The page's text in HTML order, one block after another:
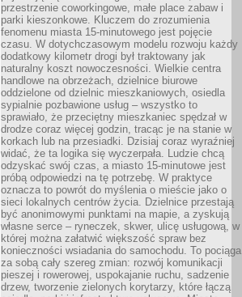
przestrzenie coworkingowe, małe place zabaw i
parki kieszonkowe. Kluczem do zrozumienia
fenomenu miasta 15-minutowego jest pojęcie
czasu. W dotychczasowym modelu rozwoju każdy
dodatkowy kilometr drogi był traktowany jak
naturalny koszt nowoczesności. Wielkie centra
handlowe na obrzeżach, dzielnice biurowe
oddzielone od dzielnic mieszkaniowych, osiedla
sypialnie pozbawione usług – wszystko to
sprawiało, że przeciętny mieszkaniec spędzał w
drodze coraz więcej godzin, tracąc je na stanie w
korkach lub na przesiadki. Dzisiaj coraz wyraźniej
widać, że ta logika się wyczerpała. Ludzie chcą
odzyskać swój czas, a miasto 15-minutowe jest
próbą odpowiedzi na tę potrzebę. W praktyce
oznacza to powrót do myślenia o mieście jako o
sieci lokalnych centrów życia. Dzielnice przestają
być anonimowymi punktami na mapie, a zyskują
własne serce – ryneczek, skwer, ulicę usługową, w
której można załatwić większość spraw bez
konieczności wsiadania do samochodu. To pociąga
za sobą cały szereg zmian: rozwój komunikacji
pieszej i rowerowej, uspokajanie ruchu, sadzenie
drzew, tworzenie zielonych korytarzy, które łączą